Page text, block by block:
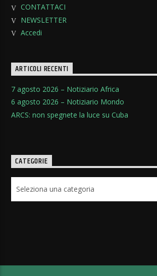
CONTATTACI
NEWSLETTER
Accedi
ARTICOLI RECENTI
7 agosto 2026 – Notiziario Africa
6 agosto 2026 – Notiziario Mondo
ARCS: non spegnete la luce su Cuba
CATEGORIE